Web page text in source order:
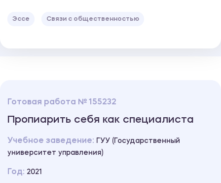
Эссе Связи с общественностью
Готовая работа № 155232
Пропиарить себя как специалиста
Учебное заведение:
ГУУ (Государственный
университет управления)
Год: 2021